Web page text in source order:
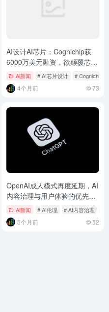
AI设计AI芯片：Cognichip获
6000万美元融资，欲颠覆芯片
设计行业
Ai新闻 # AI芯片设计 # Cognichip
4个月前 73
# AI视频编辑
OpenAI成人模式再度延期，AI
内容治理与用户体验的优先级
之争Ai新闻 # AI伦理 # AI内容治理
5个月前 52